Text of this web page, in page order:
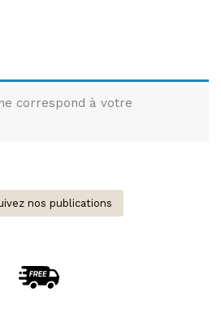
Les
colorés
correspond à votre
nos publications